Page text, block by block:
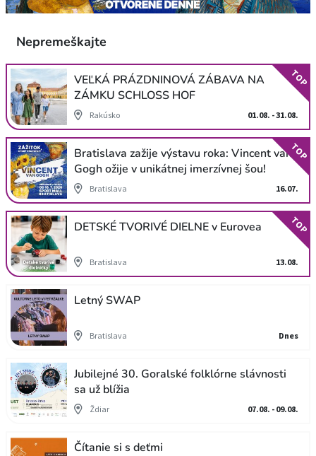
Nepremeškajte
VEĽKÁ PRÁZDNINOVÁ ZÁBAVA NA
ZÁMKU SCHLOSS HOF
Rakúsko 01.08. - 31.08.
TOP
Bratislava zažije výstavu roka: Vincent van
Gogh ožije v unikátnej imerzívnej šou!
Bratislava 16.07.
TOP
DETSKÉ TVORIVÉ DIELNE v Eurovea
Bratislava 13.08.
TOP
Letný SWAP
Bratislava Dnes
Jubilejné 30. Goralské folklórne slávnosti
sa už blížia
Ždiar 07.08. - 09.08.
Čítanie si s deťmi